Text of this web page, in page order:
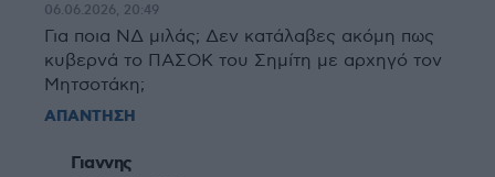
06.06.2026, 20:49
Για ποια ΝΔ μιλάς; Δεν κατάλαβες ακόμη πως
κυβερνά το ΠΑΣΟΚ του Σημίτη με αρχηγό τον
Μητσοτάκη;
ΑΠΑΝΤΗΣΗ
Γιαννης